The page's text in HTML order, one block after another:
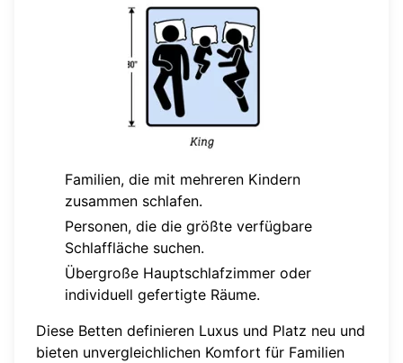
Familien, die mit mehreren Kindern
zusammen schlafen.
Personen, die die größte verfügbare
Schlaffläche suchen.
Übergroße Hauptschlafzimmer oder
individuell gefertigte Räume.
Diese Betten definieren Luxus und Platz neu und
bieten unvergleichlichen Komfort für Familien